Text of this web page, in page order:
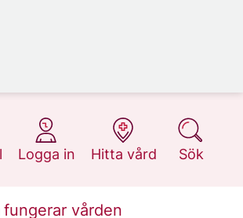
Logga in
på 1177.se
Hitta vård
på 1177.se
Sök
på 1177.se
fungerar vården